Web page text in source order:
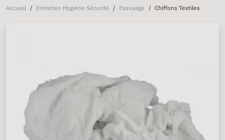
Accueil / Entretien Hygiène Sécurité / Essuyage / Chiffons Textiles